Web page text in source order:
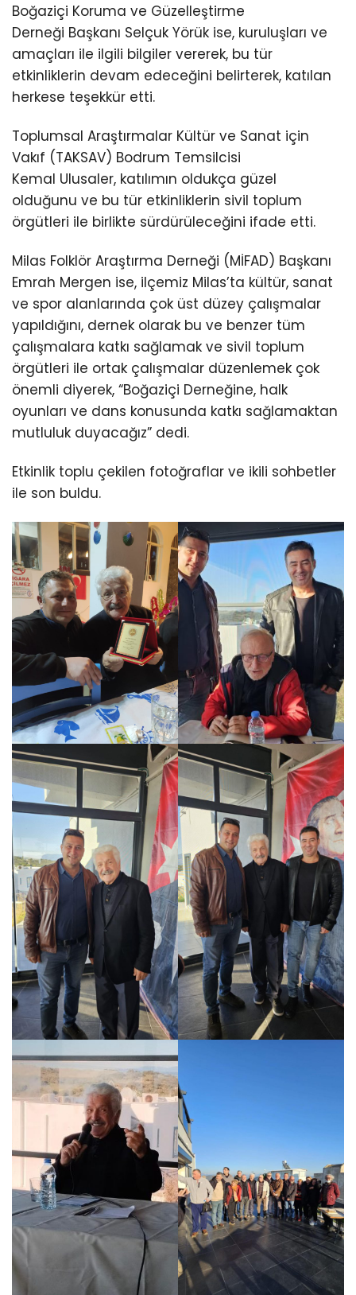
Boğaziçi Koruma ve Güzelleştirme
Derneği Başkanı Selçuk Yörük ise, kuruluşları ve
amaçları ile ilgili bilgiler vererek, bu tür
etkinliklerin devam edeceğini belirterek, katılan
herkese teşekkür etti.
Toplumsal Araştırmalar Kültür ve Sanat için
Vakıf (TAKSAV) Bodrum Temsilcisi
Kemal Ulusaler, katılımın oldukça güzel
olduğunu ve bu tür etkinliklerin sivil toplum
örgütleri ile birlikte sürdürüleceğini ifade etti.
Milas Folklör Araştırma Derneği (MİFAD) Başkanı
Emrah Mergen ise, ilçemiz Milas’ta kültür, sanat
ve spor alanlarında çok üst düzey çalışmalar
yapıldığını, dernek olarak bu ve benzer tüm
çalışmalara katkı sağlamak ve sivil toplum
örgütleri ile ortak çalışmalar düzenlemek çok
önemli diyerek, “Boğaziçi Derneğine, halk
oyunları ve dans konusunda katkı sağlamaktan
mutluluk duyacağız” dedi.
Etkinlik toplu çekilen fotoğraflar ve ikili sohbetler
ile son buldu.